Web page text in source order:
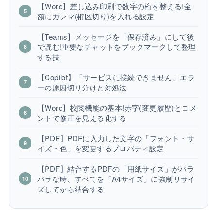
【Word】差し込み印刷で数字の桁を整える!金
額にカンマ(桁区切り)を入れる設定
【Teams】メッセージを「保存済み」にして後
で読む!重要なチャットをブックマークして整理
する技
【Copilot】「サービスに接続できません」エラ
ーの原因切り分けと対処法
【Word】校閲機能の基本!赤字(変更履歴)とコメ
ントで修正を見える化する
【PDF】PDFに入力した文字の「フォント・サ
イズ・色」を変更するプロパティ設定
【PDF】結合するPDFの「用紙サイズ」がバラ
バラな時、すべてを「A4サイズ」に強制リサイ
ズしてから結合する